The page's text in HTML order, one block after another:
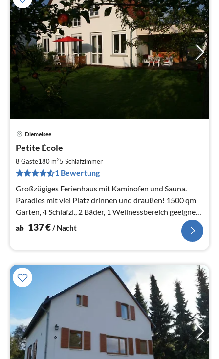
Diemelsee
Petite École
8 Gäste180 m25 Schlafzimmer
1 Bewertung
Großzügiges Ferienhaus mit Kaminofen und Sauna.
Paradies mit viel Platz drinnen und draußen! 1500 qm
Garten, 4 Schlafzi., 2 Bäder, 1 Wellnessbereich geeignet
für bis zu 8 Personen
ab 137€/ Nacht